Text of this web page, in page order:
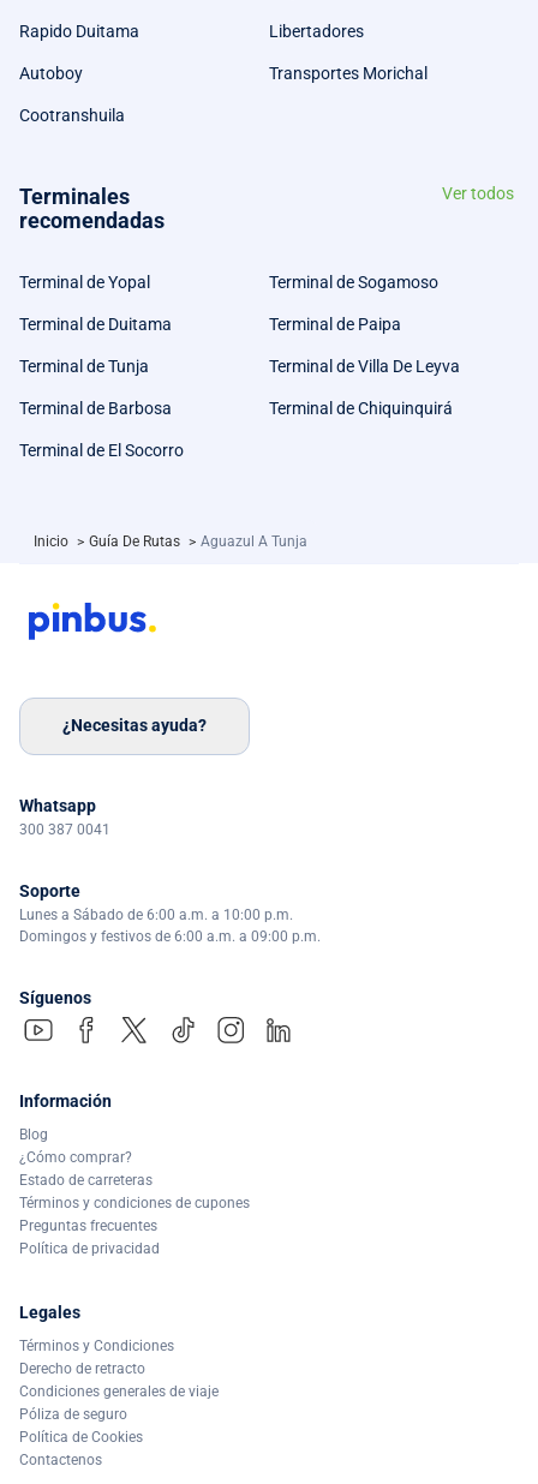
Rapido Duitama Libertadores
Autoboy Transportes Morichal
Cootranshuila
Terminales
recomendadas
Ver todos
Terminal de Yopal Terminal de Sogamoso
Terminal de Duitama Terminal de Paipa
Terminal de Tunja Terminal de Villa De Leyva
Terminal de Barbosa Terminal de Chiquinquirá
Terminal de El Socorro
Inicio > Guía De Rutas > Aguazul A Tunja
¿Necesitas ayuda?
Whatsapp
300 387 0041
Soporte
Lunes a Sábado de 6:00 a.m. a 10:00 p.m.
Domingos y festivos de 6:00 a.m. a 09:00 p.m.
Síguenos
Información
Blog
¿Cómo comprar?
Estado de carreteras
Términos y condiciones de cupones
Preguntas frecuentes
Política de privacidad
Legales
Términos y Condiciones
Derecho de retracto
Condiciones generales de viaje
Póliza de seguro
Política de Cookies
Contactenos